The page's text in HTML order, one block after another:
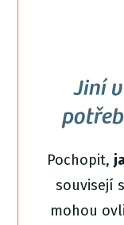
Jiní
Pochopit,
souvisejí
mohou